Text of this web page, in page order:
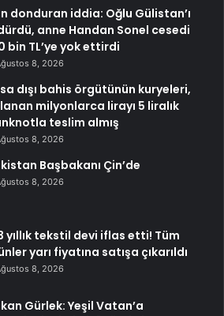
donduran iddia: Oğlu Gülistan’ı
anne Handan Sonel cesedi
bin TL’ye yok ettirdi
8, 2026
dışı bahis örgütünün kuryeleri,
milyonlarca lirayı 5 liralık
teslim almış
8, 2026
Başbakanı Çin’de
8, 2026
yıllık tekstil devi iflas etti! Tüm
yarı fiyatına satışa çıkarıldı
8, 2026
Gürlek: Yeşil Vatan’a